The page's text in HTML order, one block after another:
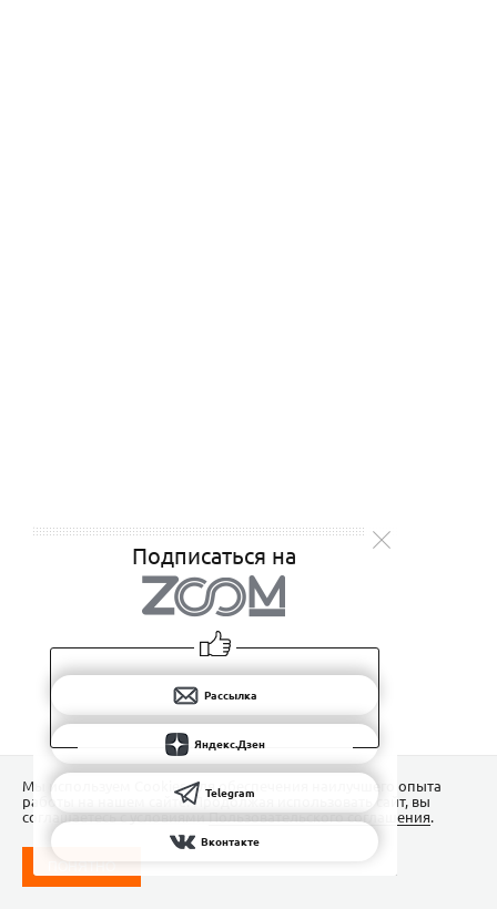
Подписаться на
Рассылка
Яндекс.Дзен
Telegram
Вконтакте
Мы используем Сookies для обеспечения наилучшего опыта
работы на нашем сайте. Продолжая использовать сайт, вы
соглашаетесь с условиямиПользовательского соглашения.
ПОНЯТНО